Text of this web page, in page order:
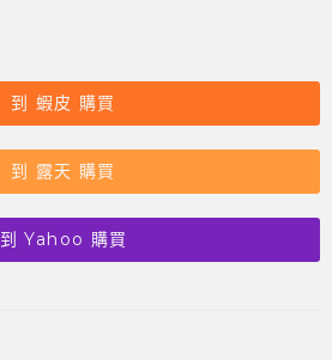
到 蝦皮 購買
到 露天 購買
到 Yahoo 購買